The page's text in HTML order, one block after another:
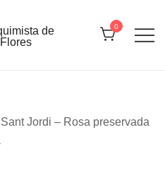
0
Jordi – Rosa preservada